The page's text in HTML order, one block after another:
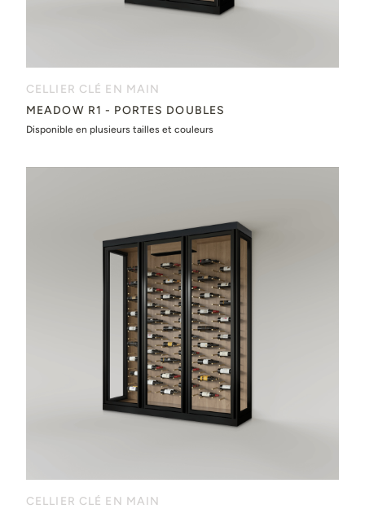
CELLIER CLÉ EN MAIN
MEADOW R1 - PORTES DOUBLES
Disponible en plusieurs tailles et couleurs
CELLIER CLÉ EN MAIN